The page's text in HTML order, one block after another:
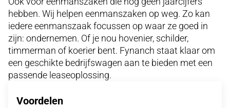
hebben. Wij helpen eenmanszaken op weg. Zo kan
iedere eenmanszaak focussen op waar ze goed in
zijn: ondernemen. Of je nou hovenier, schilder,
timmerman of koerier bent. Fynanch staat klaar om
een geschikte bedrijfswagen aan te bieden met een
passende leaseoplossing.
Voordelen